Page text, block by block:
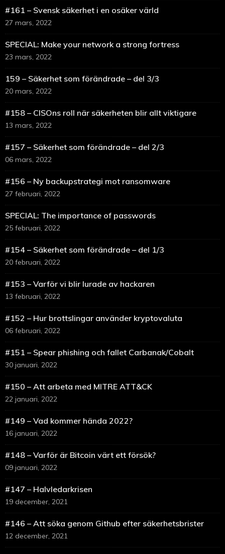
#161 – Svensk säkerhet i en osäker värld
27 mars, 2022
SPECIAL: Make your network a strong fortress
23 mars, 2022
159 – Säkerhet som förändrade – del 3/3
20 mars, 2022
#158 – CISOns roll när säkerheten blir allt viktigare
13 mars, 2022
#157 – Säkerhet som förändrade – del 2/3
06 mars, 2022
#156 – Ny backupstrategi mot ransomware
27 februari, 2022
SPECIAL: The importance of passwords
25 februari, 2022
#154 – Säkerhet som förändrade – del 1/3
20 februari, 2022
#153 – Varför vi blir lurade av hackaren
13 februari, 2022
#152 – Hur brottslingar använder kryptovaluta
06 februari, 2022
#151 – Spear phishing och fallet Carbanak/Cobalt
30 januari, 2022
#150 – Att arbeta med MITRE ATT&CK
22 januari, 2022
#149 – Vad kommer hända 2022?
16 januari, 2022
#148 – Varför är Bitcoin värt ett försök?
09 januari, 2022
#147 – Halvledarkrisen
19 december, 2021
#146 – Att söka genom Github efter säkerhetsbrister
12 december, 2021